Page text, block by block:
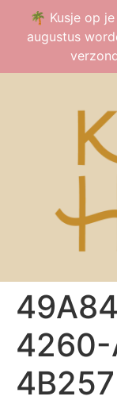
🌴 Kusje op
augustus
4260-